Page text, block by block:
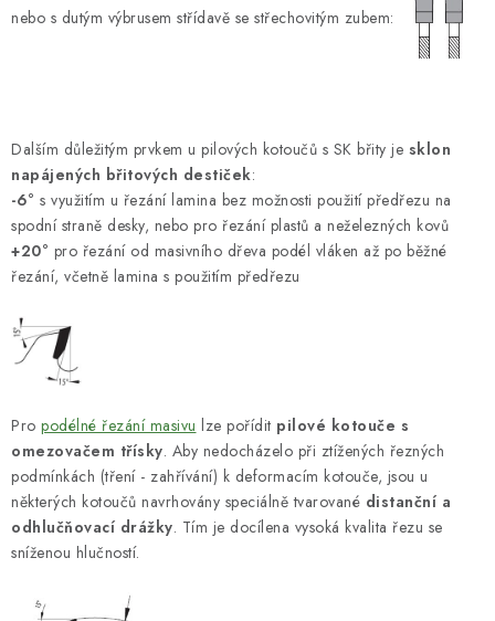
nebo s dutým výbrusem střídavě se střechovitým zubem:
Dalším důležitým prvkem u pilových kotoučů s SK břity je sklon
napájených břitových destiček:
-6° s využitím u řezání lamina bez možnosti použití předřezu na
spodní straně desky, nebo pro řezání plastů a neželezných kovů
+20° pro řezání od masivního dřeva podél vláken až po běžné
řezání, včetně lamina s použitím předřezu
Pro podélné řezání masivu lze pořídit pilové kotouče s
omezovačem třísky. Aby nedocházelo při ztížených řezných
podmínkách (tření - zahřívání) k deformacím kotouče, jsou u
některých kotoučů navrhovány speciálně tvarované distanční a
odhlučňovací drážky. Tím je docílena vysoká kvalita řezu se
sníženou hlučností.